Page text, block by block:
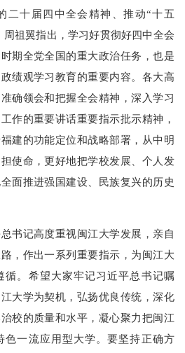
二十届四中全会精神、推动“十五
祖翼指出，学习好贯彻好四中全会
期全党全国的重大政治任务，也是
绩观学习教育的重要内容。各大高
确领会和把握全会精神，深入学习
作的重要讲话重要指示批示精神，
建的功能定位和战略部署，从中明
使命，更好地把学校发展、个人发
面推进强国建设、民族复兴的历史
记高度重视闽江大学发展，亲自
，作出一系列重要指示，为闽江大
循。希望大家牢记习近平总书记嘱
大学为契机，弘扬优良传统，深化
校的质量和水平，凝心聚力把闽江
色一流应用型大学。要坚持正确方